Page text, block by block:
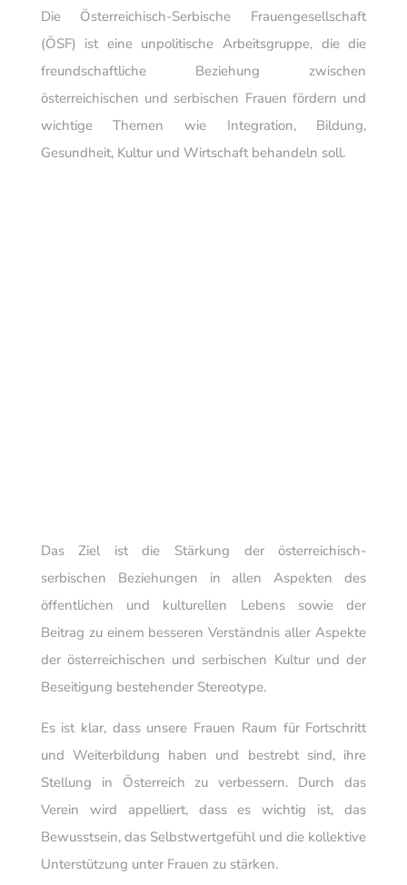
Die Österreichisch-Serbische Frauengesellschaft
(ÖSF) ist eine unpolitische Arbeitsgruppe, die die
freundschaftliche Beziehung zwischen
österreichischen und serbischen Frauen fördern und
wichtige Themen wie Integration, Bildung,
Gesundheit, Kultur und Wirtschaft behandeln soll.
Das Ziel ist die Stärkung der österreichisch-
serbischen Beziehungen in allen Aspekten des
öffentlichen und kulturellen Lebens sowie der
Beitrag zu einem besseren Verständnis aller Aspekte
der österreichischen und serbischen Kultur und der
Beseitigung bestehender Stereotype.
Es ist klar, dass unsere Frauen Raum für Fortschritt
und Weiterbildung haben und bestrebt sind, ihre
Stellung in Österreich zu verbessern. Durch das
Verein wird appelliert, dass es wichtig ist, das
Bewusstsein, das Selbstwertgefühl und die kollektive
Unterstützung unter Frauen zu stärken.